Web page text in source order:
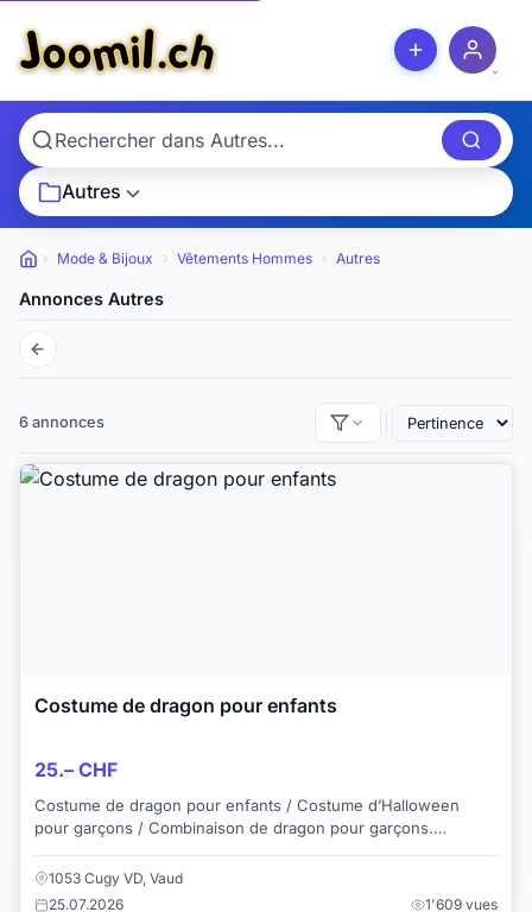
Autres
Petites annonces
Mode & Bijoux Vêtements Hommes Autres
Annonces Autres
6 annonces
Costume de dragon pour enfants
25.– CHF
Costume de dragon pour enfants / Costume d’Halloween
pour garçons / Combinaison de dragon pour garçons.
1053 Cugy VD, Vaud
25.07.2026
1'609 vues